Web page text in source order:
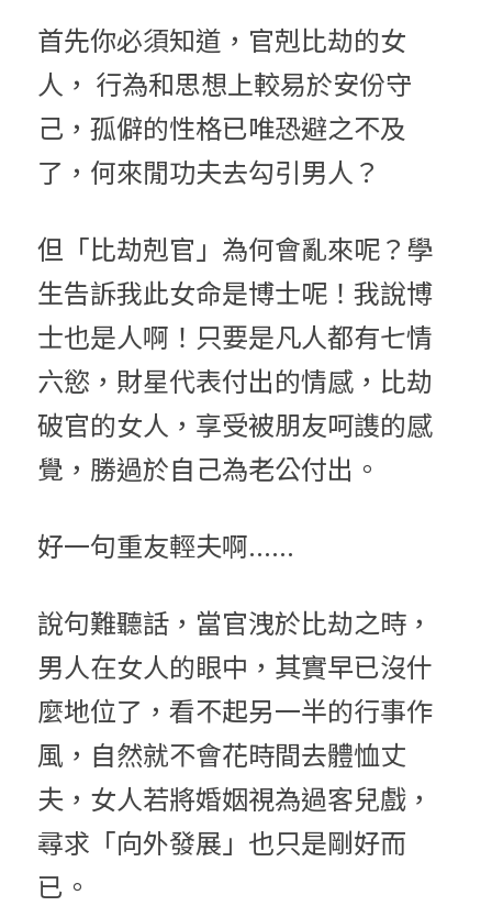
首先你必須知道，官剋比劫的女
人， 行為和思想上較易於安份守
己，孤僻的性格已唯恐避之不及
了，何來閒功夫去勾引男人？
但「比劫剋官」為何會亂來呢？學
生告訴我此女命是博士呢！我說博
士也是人啊！只要是凡人都有七情
六慾，財星代表付出的情感，比劫
破官的女人，享受被朋友呵謢的感
覺，勝過於自己為老公付出。
好一句重友輕夫啊......
說句難聽話，當官洩於比劫之時，
男人在女人的眼中，其實早已沒什
麼地位了，看不起另一半的行事作
風，自然就不會花時間去體恤丈
夫，女人若將婚姻視為過客兒戲，
尋求「向外發展」也只是剛好而
已。